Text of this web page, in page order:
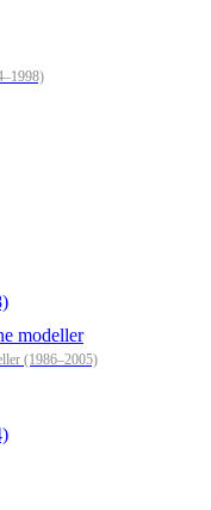
modeller
(1986–2005)